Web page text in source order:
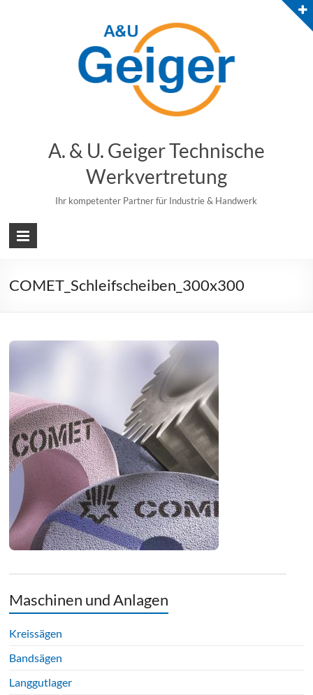
A. & U. Geiger Technische
Werkvertretung
Ihr kompetenter Partner für Industrie & Handwerk
COMET_Schleifscheiben_300x300
Maschinen und Anlagen
Kreissägen
Bandsägen
Langgutlager